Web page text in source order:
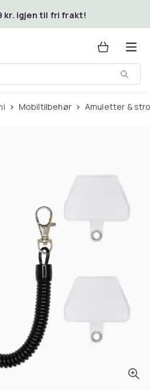
kr. igjen til fri frakt!
Mobiltilbehør Amuletter &